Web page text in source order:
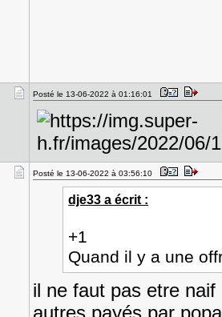
Posté le 13-06-2022 à 01:16:01
Posté le 13-06-2022 à 03:56:10
dje33 a écrit :
+1
Quand il y a une
il ne faut pas etre
autres payés par